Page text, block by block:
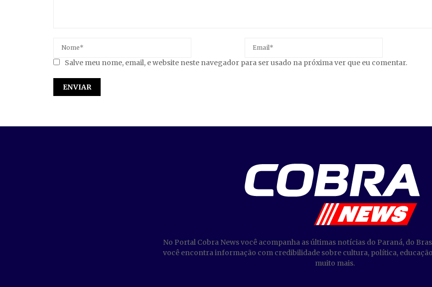
Salve meu nome, email, e website neste navegador para ser usado na próxima ver que eu comentar.
No Portal Cobra News você acompanha as últimas notícias do Paraná, do
você encontra informação com credibilidade sobre cultura, política,
muito mais.